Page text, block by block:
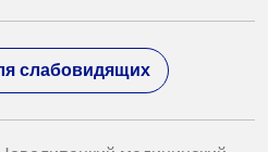
слабовидящих